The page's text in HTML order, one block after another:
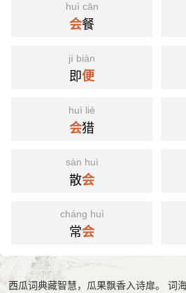
huì cān
会餐
jí biàn
即便
huì liè
会猎
sàn huì
散会
cháng huì
常会
西瓜词典藏智慧，瓜果飘香入诗扉。 词